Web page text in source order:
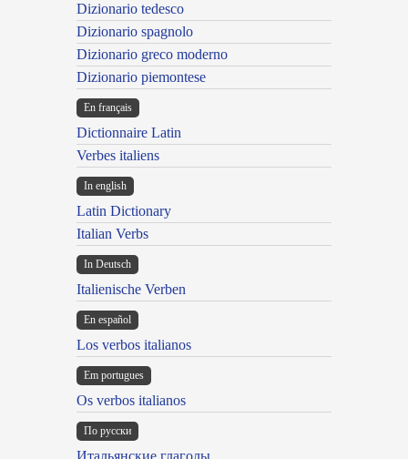
Dizionario tedesco
Dizionario spagnolo
Dizionario greco moderno
Dizionario piemontese
En français
Dictionnaire Latin
Verbes italiens
In english
Latin Dictionary
Italian Verbs
In Deutsch
Italienische Verben
En español
Los verbos italianos
Em portugues
Os verbos italianos
По русски